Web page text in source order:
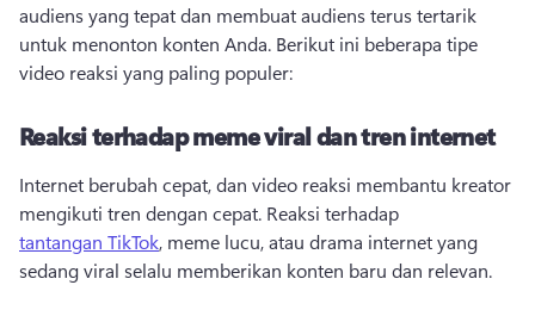
audiens yang tepat dan membuat audiens terus tertarik
untuk menonton konten Anda. Berikut ini beberapa tipe
video reaksi yang paling populer:
Reaksi terhadap meme viral dan tren internet
Internet berubah cepat, dan video reaksi membantu kreator
mengikuti tren dengan cepat. Reaksi terhadap
tantangan TikTok, meme lucu, atau drama internet yang
sedang viral selalu memberikan konten baru dan relevan.